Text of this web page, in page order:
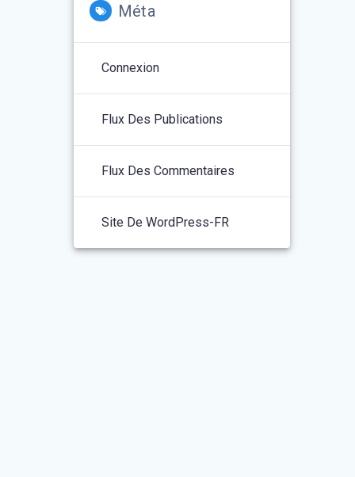
Méta
Connexion
Flux Des Publications
Flux Des Commentaires
Site De WordPress-FR